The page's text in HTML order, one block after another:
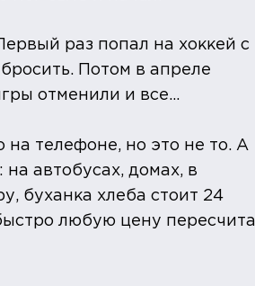
раз попал на хоккей с
Потом в апреле
отменили и все…
на телефоне, но это не то. А
автобусах, домах, в
буханка хлеба стоит 24
любую цену